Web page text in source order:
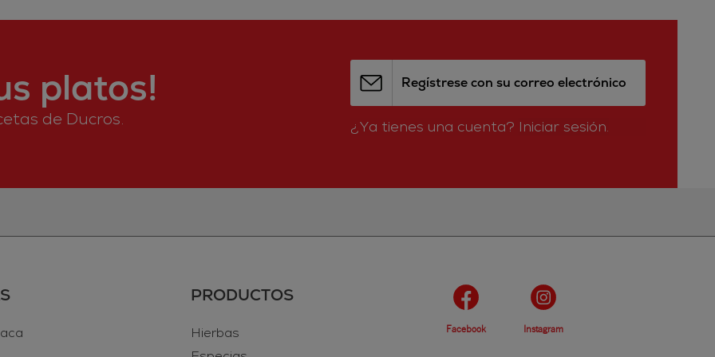
platos!
de Ducros.
Regístrese con su correo electrónico
¿Ya tienes una cuenta? Iniciar sesión.
PRODUCTOS
Hierbas
Facebook Instagram